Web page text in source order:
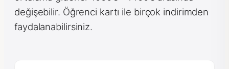
değişebilir. Öğrenci kartı ile birçok indirimden
faydalanabilirsiniz.